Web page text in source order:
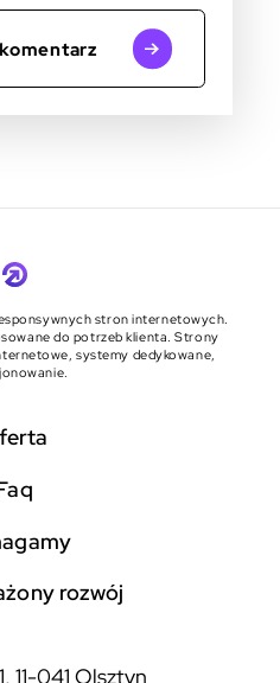
stron internetowych.
do potrzeb klienta. Strony
systemy dedykowane,
faq
rozwój
11-041 Olsztyn